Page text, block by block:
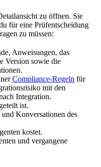
zu öffnen. Sie
für eine Prüfentscheidung
zu müssen:
Anweisungen, das
Version sowie die
Compliance-Regeln für
mit den
Integration.
ist.
Konversationen des
kostet.
und vergangene